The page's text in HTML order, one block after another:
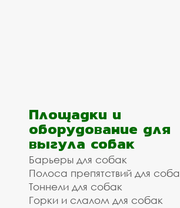
Площадки и
оборудование для
выгула собак
Барьеры для собак
Полоса препятствий для
Тоннели для собак
Горки и слалом для собак